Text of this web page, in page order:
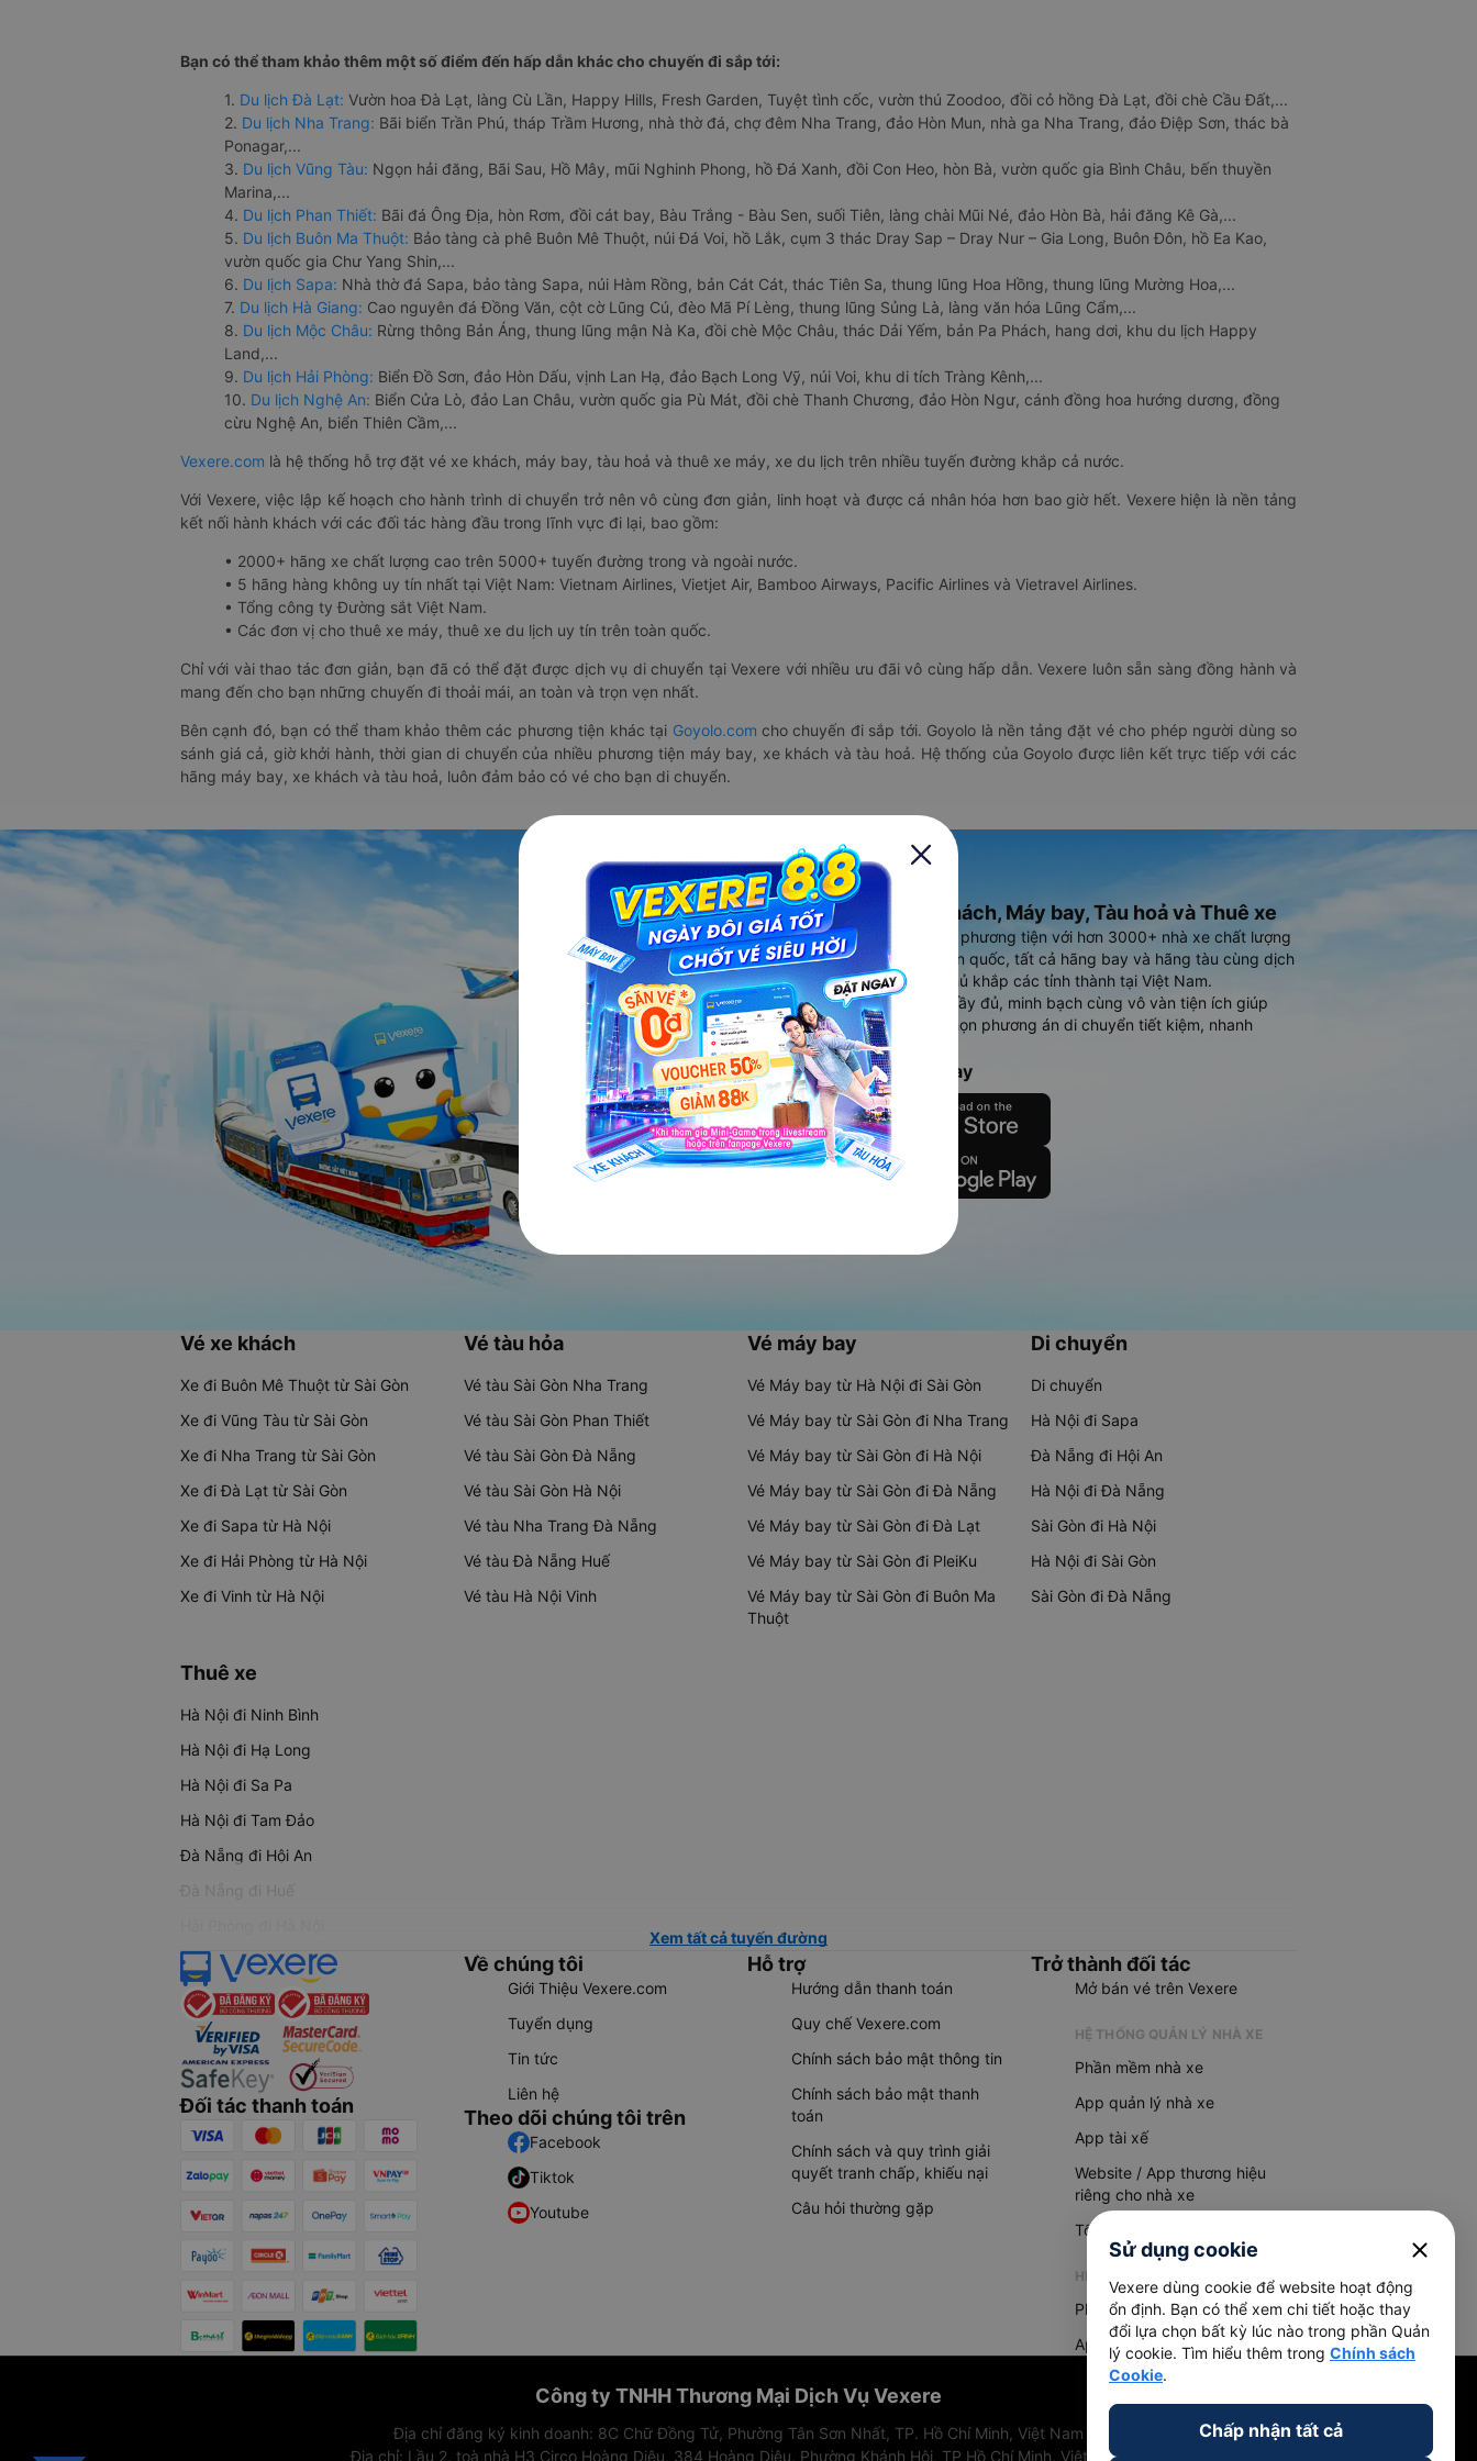
Bạn có thể tham khảo thêm một số điểm đến hấp dẫn khác cho chuyến đi sắp tới:
1. Du lịch Đà Lạt: Vườn hoa Đà Lạt, làng Cù Lần, Happy Hills, Fresh Garden, Tuyệt tình cốc, vườn thú Zoodoo, đồi cỏ hồng Đà Lạt, đồi chè Cầu Đất,...
2. Du lịch Nha Trang: Bãi biển Trần Phú, tháp Trầm Hương, nhà thờ đá, chợ đêm Nha Trang, đảo Hòn Mun, nhà ga Nha Trang, đảo Điệp Sơn, thác bà
Ponagar,...
3. Du lịch Vũng Tàu: Ngọn hải đăng, Bãi Sau, Hồ Mây, mũi Nghinh Phong, hồ Đá Xanh, đồi Con Heo, hòn Bà, vườn quốc gia Bình Châu, bến thuyền
Marina,...
4. Du lịch Phan Thiết: Bãi đá Ông Địa, hòn Rơm, đồi cát bay, Bàu Trắng - Bàu Sen, suối Tiên, làng chài Mũi Né, đảo Hòn Bà, hải đăng Kê Gà,...
5. Du lịch Buôn Ma Thuột: Bảo tàng cà phê Buôn Mê Thuột, núi Đá Voi, hồ Lắk, cụm 3 thác Dray Sap – Dray Nur – Gia Long, Buôn Đôn, hồ Ea Kao,
vườn quốc gia Chư Yang Shin,...
6. Du lịch Sapa: Nhà thờ đá Sapa, bảo tàng Sapa, núi Hàm Rồng, bản Cát Cát, thác Tiên Sa, thung lũng Hoa Hồng, thung lũng Mường Hoa,...
7. Du lịch Hà Giang: Cao nguyên đá Đồng Văn, cột cờ Lũng Cú, đèo Mã Pí Lèng, thung lũng Sủng Là, làng văn hóa Lũng Cẩm,...
8. Du lịch Mộc Châu: Rừng thông Bản Áng, thung lũng mận Nà Ka, đồi chè Mộc Châu, thác Dải Yếm, bản Pa Phách, hang dơi, khu du lịch Happy
Land,...
9. Du lịch Hải Phòng: Biển Đồ Sơn, đảo Hòn Dấu, vịnh Lan Hạ, đảo Bạch Long Vỹ, núi Voi, khu di tích Tràng Kênh,...
10. Du lịch Nghệ An: Biển Cửa Lò, đảo Lan Châu, vườn quốc gia Pù Mát, đồi chè Thanh Chương, đảo Hòn Ngư, cánh đồng hoa hướng dương, đồng
cừu Nghệ An, biển Thiên Cầm,...
Vexere.com là hệ thống hỗ trợ đặt vé xe khách, máy bay, tàu hoả và thuê xe máy, xe du lịch trên nhiều tuyến đường khắp cả nước.
Với Vexere, việc lập kế hoạch cho hành trình di chuyển trở nên vô cùng đơn giản, linh hoạt và được cá nhân hóa hơn bao giờ hết. Vexere hiện là nền tảng
kết nối hành khách với các đối tác hàng đầu trong lĩnh vực đi lại, bao gồm:
• 2000+ hãng xe chất lượng cao trên 5000+ tuyến đường trong và ngoài nước.
• 5 hãng hàng không uy tín nhất tại Việt Nam: Vietnam Airlines, Vietjet Air, Bamboo Airways, Pacific Airlines và Vietravel Airlines.
• Tổng công ty Đường sắt Việt Nam.
• Các đơn vị cho thuê xe máy, thuê xe du lịch uy tín trên toàn quốc.
Chỉ với vài thao tác đơn giản, bạn đã có thể đặt được dịch vụ di chuyển tại Vexere với nhiều ưu đãi vô cùng hấp dẫn. Vexere luôn sẵn sàng đồng hành và
mang đến cho bạn những chuyến đi thoải mái, an toàn và trọn vẹn nhất.
Bên cạnh đó, bạn có thể tham khảo thêm các phương tiện khác tại Goyolo.com cho chuyến đi sắp tới. Goyolo là nền tảng đặt vé cho phép người dùng so
sánh giá cả, giờ khởi hành, thời gian di chuyển của nhiều phương tiện máy bay, xe khách và tàu hoả. Hệ thống của Goyolo được liên kết trực tiếp với các
hãng máy bay, xe khách và tàu hoả, luôn đảm bảo có vé cho bạn di chuyển.
Ứng dụng đặt vé Xe khách, Máy bay, Tàu hoả và Thuê xe
Vexere - ứng dụng đặt vé đa phương tiện với hơn 3000+ nhà xe chất lượng
cao, 5000+ tuyến đường toàn quốc, tất cả hãng bay và hãng tàu cùng dịch
vụ thuê xe máy, xe du lịch phủ khắp các tỉnh thành tại Việt Nam.
Ứng dụng hiển thị thông tin đầy đủ, minh bạch cùng vô vàn tiện ích giúp
người dùng so sánh và lựa chọn phương án di chuyển tiết kiệm, nhanh
chóng và phù hợp nhất.
Tải ứng dụng Vexere ngay
Vé xe khách
Xe đi Buôn Mê Thuột từ Sài Gòn
Xe đi Vũng Tàu từ Sài Gòn
Xe đi Nha Trang từ Sài Gòn
Xe đi Đà Lạt từ Sài Gòn
Xe đi Sapa từ Hà Nội
Xe đi Hải Phòng từ Hà Nội
Xe đi Vinh từ Hà Nội
Vé tàu hỏa
Vé tàu Sài Gòn Nha Trang
Vé tàu Sài Gòn Phan Thiết
Vé tàu Sài Gòn Đà Nẵng
Vé tàu Sài Gòn Hà Nội
Vé tàu Nha Trang Đà Nẵng
Vé tàu Đà Nẵng Huế
Vé tàu Hà Nội Vinh
Vé máy bay
Vé Máy bay từ Hà Nội đi Sài Gòn
Vé Máy bay từ Sài Gòn đi Nha Trang
Vé Máy bay từ Sài Gòn đi Hà Nội
Vé Máy bay từ Sài Gòn đi Đà Nẵng
Vé Máy bay từ Sài Gòn đi Đà Lạt
Vé Máy bay từ Sài Gòn đi PleiKu
Vé Máy bay từ Sài Gòn đi Buôn Ma
Thuột
Di chuyển
Di chuyển
Hà Nội đi Sapa
Đà Nẵng đi Hội An
Hà Nội đi Đà Nẵng
Sài Gòn đi Hà Nội
Hà Nội đi Sài Gòn
Sài Gòn đi Đà Nẵng
Thuê xe
Hà Nội đi Ninh Bình
Hà Nội đi Hạ Long
Hà Nội đi Sa Pa
Hà Nội đi Tam Đảo
Đà Nẵng đi Hội An
Đà Nẵng đi Huế
Xem tất cả tuyến đường
Đối tác thanh toán
Về chúng tôi
Giới Thiệu Vexere.com
Tuyển dụng
Tin tức
Liên hệ
Theo dõi chúng tôi trên
Facebook
Tiktok
Youtube
Hỗ trợ
Hướng dẫn thanh toán
Quy chế Vexere.com
Chính sách bảo mật thông tin
Chính sách bảo mật thanh
toán
Chính sách và quy trình giải
quyết tranh chấp, khiếu nại
Câu hỏi thường gặp
Trở thành đối tác
Mở bán vé trên Vexere
HỆ THỐNG QUẢN LÝ NHÀ XE
Phần mềm nhà xe
App quản lý nhà xe
App tài xế
Website / App thương hiệu
riêng cho nhà xe
Tổng đài AI
HỆ THỐNG QUẢN LÝ HÀNG HOÁ
Phần mềm quản lý hàng hoá
App quản lý hàng hoá
Công ty TNHH Thương Mại Dịch Vụ Vexere
Địa chỉ đăng ký kinh doanh: 8C Chữ Đồng Tử, Phường Tân Sơn Nhất, TP. Hồ Chí Minh, Việt Nam
Địa chỉ: Lầu 2, toà nhà H3 Circo Hoàng Diệu, 384 Hoàng Diệu, Phường Khánh Hội, TP Hồ Chí Minh, Việt Nam
Sử dụng cookie close
Vexere dùng cookie để website hoạt động
ổn định. Bạn có thể xem chi tiết hoặc thay
đổi lựa chọn bất kỳ lúc nào trong phần Quản
lý cookie. Tìm hiểu thêm trong Chính sách
Cookie.
Chấp nhận tất cả